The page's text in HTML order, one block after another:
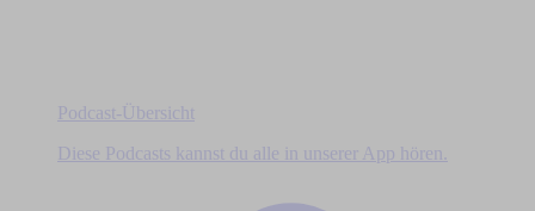
Podcast-Übersicht
Diese Podcasts kannst du alle in unserer App hören.